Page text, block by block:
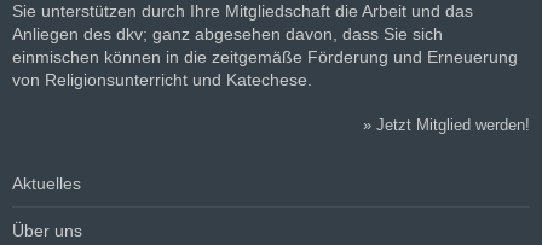
Sie unterstützen durch Ihre Mitgliedschaft die Arbeit und das
Anliegen des dkv; ganz abgesehen davon, dass Sie sich
einmischen können in die zeitgemäße Förderung und Erneuerung
von Religionsunterricht und Katechese.
» Jetzt Mitglied werden!
Aktuelles
Über uns